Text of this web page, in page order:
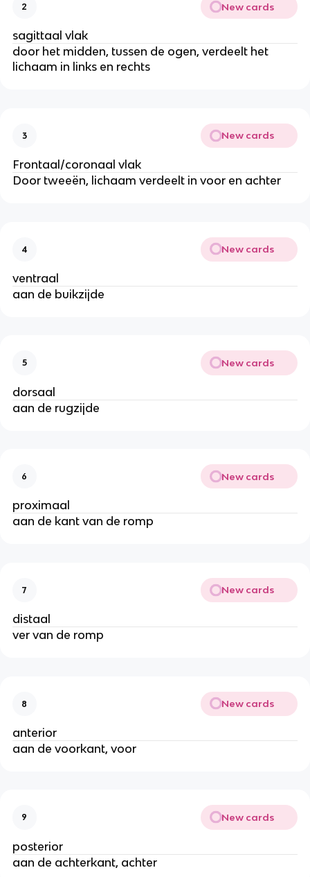
2 New cards
sagittaal vlak
door het midden, tussen de ogen, verdeelt het
lichaam in links en rechts
3 New cards
Frontaal/coronaal vlak
Door tweeën, lichaam verdeelt in voor en achter
4 New cards
ventraal
aan de buikzijde
5 New cards
dorsaal
aan de rugzijde
6 New cards
proximaal
aan de kant van de romp
7 New cards
distaal
ver van de romp
8 New cards
anterior
aan de voorkant, voor
9 New cards
posterior
aan de achterkant, achter